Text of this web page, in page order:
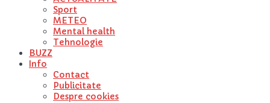
Sport
METEO
Mental health
Tehnologie
BUZZ
Info
Contact
Publicitate
Despre cookies